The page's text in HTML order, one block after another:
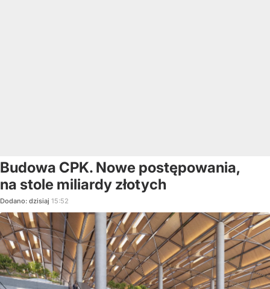
Budowa CPK. Nowe postępowania,
na stole miliardy złotych
Dodano: dzisiaj 15:52